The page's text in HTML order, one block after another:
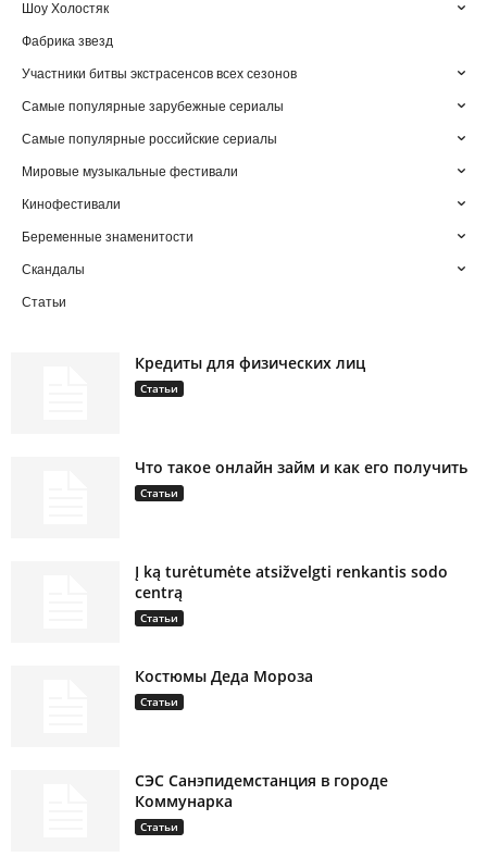
Шоу Холостяк
Фабрика звезд
Участники битвы экстрасенсов всех сезонов
Самые популярные зарубежные сериалы
Самые популярные российские сериалы
Мировые музыкальные фестивали
Кинофестивали
Беременные знаменитости
Скандалы
Статьи
Кредиты для физических лиц
Статьи
Что такое онлайн займ и как его получить
Статьи
Į ką turėtumėte atsižvelgti renkantis sodo
centrą
Статьи
Костюмы Деда Мороза
Статьи
СЭС Санэпидемстанция в городе
Коммунарка
Статьи